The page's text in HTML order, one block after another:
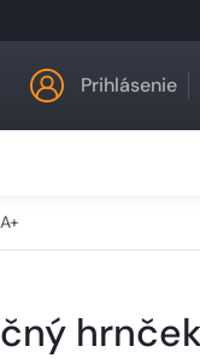
Prihlásenie